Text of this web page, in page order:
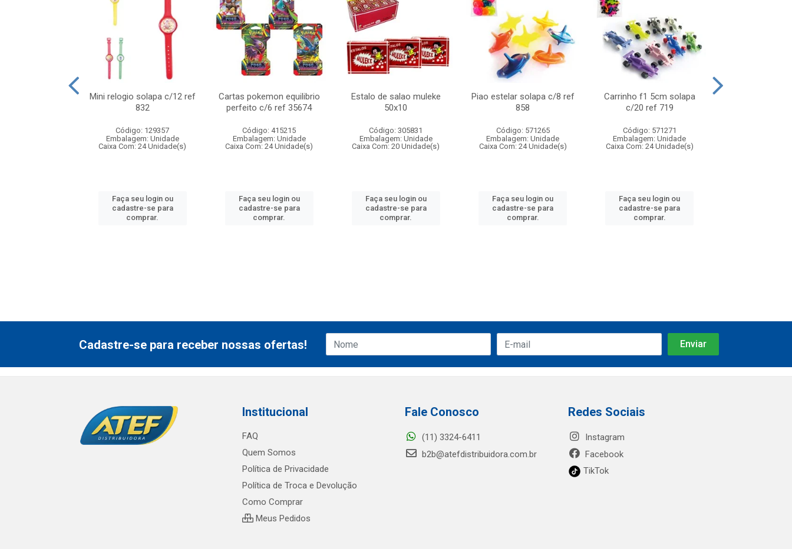
Mini relogio solapa c/12 ref
832
Código: 129357
Embalagem: Unidade
Caixa Com: 24 Unidade(s)
Faça seu login ou
cadastre-se para
comprar.
Cartas pokemon equilibrio
perfeito c/6 ref 35674
Código: 415215
Embalagem: Unidade
Caixa Com: 24 Unidade(s)
Faça seu login ou
cadastre-se para
comprar.
Estalo de salao muleke
50x10
Código: 305831
Embalagem: Unidade
Caixa Com: 20 Unidade(s)
Faça seu login ou
cadastre-se para
comprar.
Piao estelar solapa c/8 ref
858
Código: 571265
Embalagem: Unidade
Caixa Com: 24 Unidade(s)
Faça seu login ou
cadastre-se para
comprar.
Carrinho f1 5cm solapa
c/20 ref 719
Código: 571271
Embalagem: Unidade
Caixa Com: 24 Unidade(s)
Faça seu login ou
cadastre-se para
comprar.
Cadastre-se para receber nossas ofertas!
Institucional
FAQ
Quem Somos
Política de Privacidade
Política de Troca e Devolução
Como Comprar
Meus Pedidos
Fale Conosco
(11) 3324-6411
b2b@atefdistribuidora.com.br
Redes Sociais
Instagram
Facebook
TikTok